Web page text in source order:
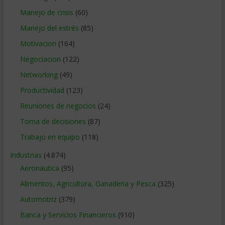
Manejo de crisis (60)
Manejo del estrés (85)
Motivacion (164)
Negociacion (122)
Networking(49)
Productividad (123)
Reuniones de negocios (24)
Toma de decisiones (87)
Trabajo en equipo (118)
Industrias (4.874)
Aeronautica (95)
Alimentos, Agricultura, Ganaderia y Pesca (325)
Automotriz(379)
Banca y Servicios Financieros (910)